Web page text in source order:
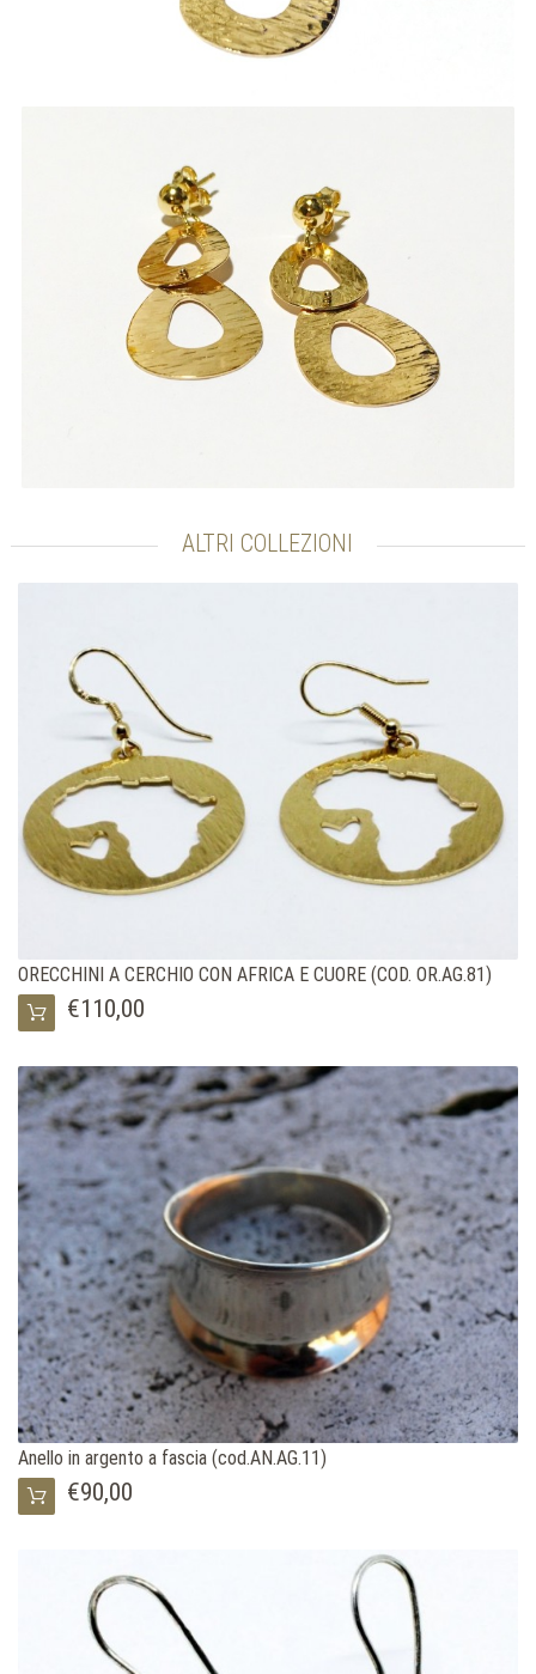
ALTRI COLLEZIONI
ORECCHINI A CERCHIO CON AFRICA E CUORE (COD. OR.AG.81)
€110,00
Anello in argento a fascia (cod.AN.AG.11)
€90,00